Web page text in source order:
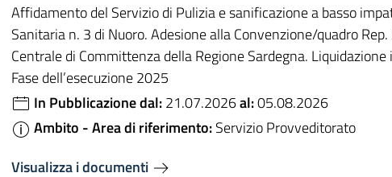
Affidamento del Servizio di Pulizia e sanificazione a basso
Sanitaria n. 3 di Nuoro. Adesione alla Convenzione/quadro
Centrale di Committenza della Regione Sardegna.
Fase dell’esecuzione 2025
In Pubblicazione dal:21.07.2026al:05.08.2026
Ambito - Area di riferimento:Servizio Provveditorato
Visualizza i documenti